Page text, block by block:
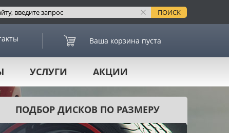
Ваша корзина пуста
УСЛУГИ АКЦИИ
ПОДБОР ДИСКОВ ПО РАЗМЕРУ